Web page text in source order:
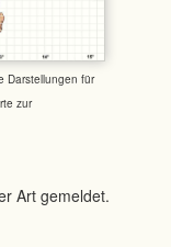
Darstellungen für
zur
Art gemeldet.